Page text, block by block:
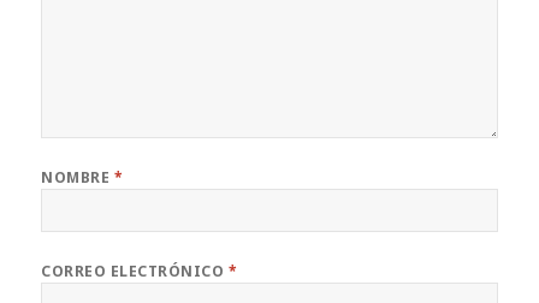
NOMBRE *
CORREO ELECTRÓNICO *